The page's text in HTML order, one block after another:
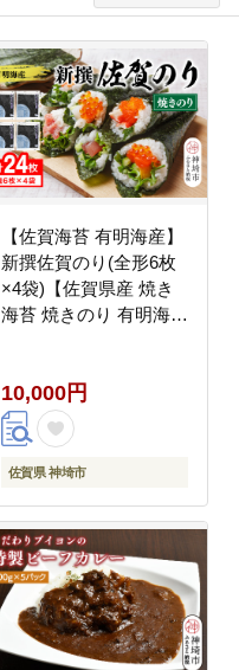
【佐賀海苔 有明海産】
新撰佐賀のり(全形6枚
×4袋)【佐賀県産 焼き
海苔 焼きのり 有明海苔
舗】(H119104)
10,000円
佐賀県 神埼市